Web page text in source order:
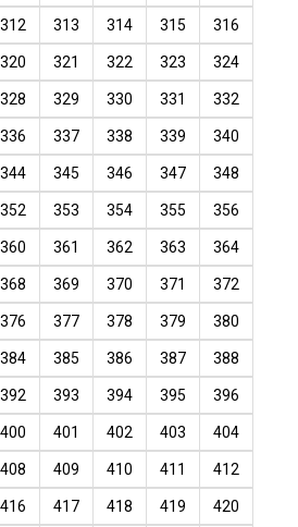
312 313 314 315 316
320 321 322 323 324
328 329 330 331 332
336 337 338 339 340
344 345 346 347 348
352 353 354 355 356
360 361 362 363 364
368 369 370 371 372
376 377 378 379 380
384 385 386 387 388
392 393 394 395 396
400 401 402 403 404
408 409 410 411 412
416 417 418 419 420